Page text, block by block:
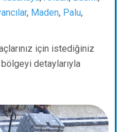
, Maden, Palu,
için istediğiniz
detaylarıyla